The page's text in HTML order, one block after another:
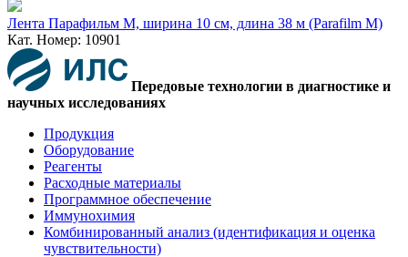
Лента Парафильм M, ширина 10 см, длина 38 м (Parafilm M)
Кат. Номер: 10901
Передовые технологии в диагностике и
научных исследованиях
Продукция
Оборудование
Реагенты
Расходные материалы
Программное обеспечение
Иммунохимия
Комбинированный анализ (идентификация и оценка
чувствительности)